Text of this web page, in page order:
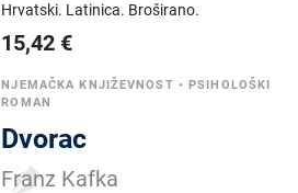
Hrvatski. Latinica. Broširano.
15,42 €
NJEMAČKA KNJIŽEVNOST •PSIHOLOŠKI
ROMAN
Dvorac
Franz Kafka